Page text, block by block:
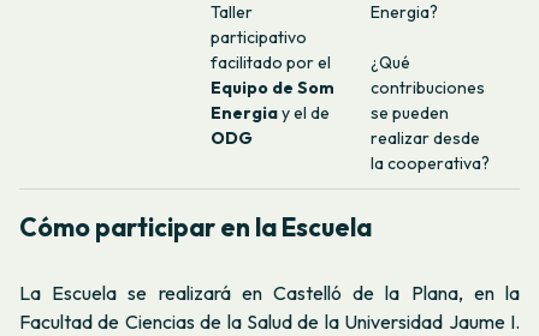
Taller
participativo
facilitado por el
Equipo de Som
Energiay el de
ODG
Energia?
¿Qué
contribuciones
se pueden
realizar desde
la cooperativa?
Cómo participar en la Escuela
La Escuela se realizará en Castelló de la Plana, en la
Facultad de Ciencias de la Salud de la Universidad Jaume I.